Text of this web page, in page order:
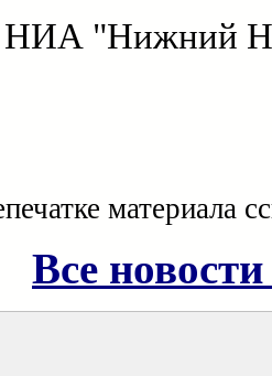
НИА "Нижний
материала
Все